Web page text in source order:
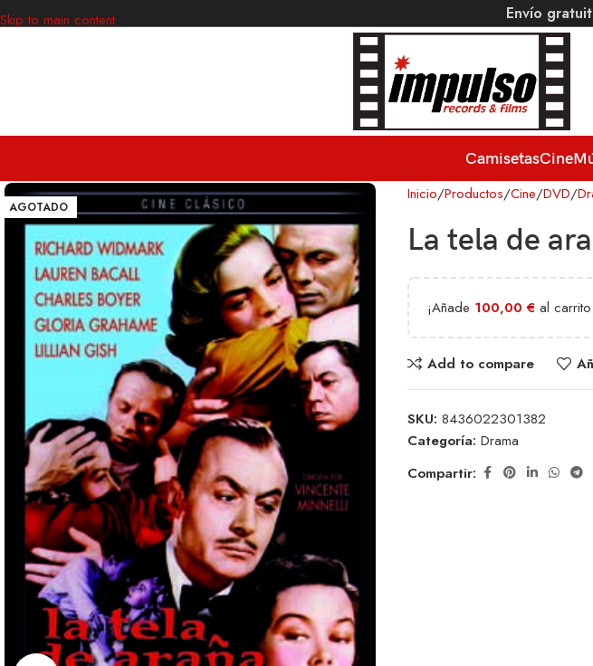
Skip to main content Envío
CamisetasCine
AGOTADO
Inicio Productos Cine DVD
La tela de
¡Añade 100,00 € al
Add to compare
SKU: 8436022301382
Categoría: Drama
Compartir: